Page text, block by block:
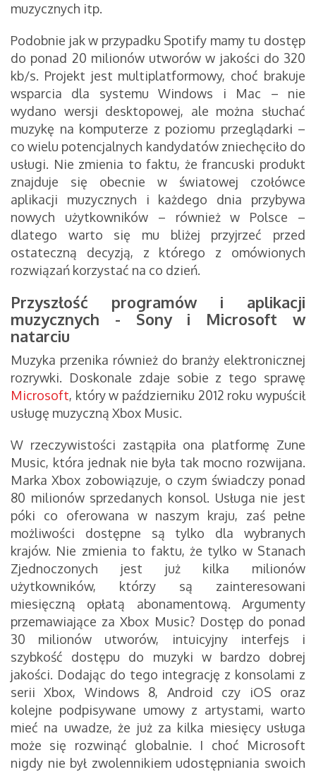
muzycznych itp.
Podobnie jak w przypadku Spotify mamy tu dostęp
do ponad 20 milionów utworów w jakości do 320
kb/s. Projekt jest multiplatformowy, choć brakuje
wsparcia dla systemu Windows i Mac – nie
wydano wersji desktopowej, ale można słuchać
muzykę na komputerze z poziomu przeglądarki –
co wielu potencjalnych kandydatów zniechęciło do
usługi. Nie zmienia to faktu, że francuski produkt
znajduje się obecnie w światowej czołówce
aplikacji muzycznych i każdego dnia przybywa
nowych użytkowników – również w Polsce –
dlatego warto się mu bliżej przyjrzeć przed
ostateczną decyzją, z którego z omówionych
rozwiązań korzystać na co dzień.
Przyszłość programów i aplikacji
muzycznych - Sony i Microsoft w
natarciu
Muzyka przenika również do branży elektronicznej
rozrywki. Doskonale zdaje sobie z tego sprawę
Microsoft, który w październiku 2012 roku wypuścił
usługę muzyczną Xbox Music.
W rzeczywistości zastąpiła ona platformę Zune
Music, która jednak nie była tak mocno rozwijana.
Marka Xbox zobowiązuje, o czym świadczy ponad
80 milionów sprzedanych konsol. Usługa nie jest
póki co oferowana w naszym kraju, zaś pełne
możliwości dostępne są tylko dla wybranych
krajów. Nie zmienia to faktu, że tylko w Stanach
Zjednoczonych jest już kilka milionów
użytkowników, którzy są zainteresowani
miesięczną opłatą abonamentową. Argumenty
przemawiające za Xbox Music? Dostęp do ponad
30 milionów utworów, intuicyjny interfejs i
szybkość dostępu do muzyki w bardzo dobrej
jakości. Dodając do tego integrację z konsolami z
serii Xbox, Windows 8, Android czy iOS oraz
kolejne podpisywane umowy z artystami, warto
mieć na uwadze, że już za kilka miesięcy usługa
może się rozwinąć globalnie. I choć Microsoft
nigdy nie był zwolennikiem udostępniania swoich